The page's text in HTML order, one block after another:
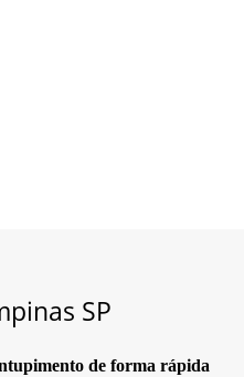
SP
de forma rápida